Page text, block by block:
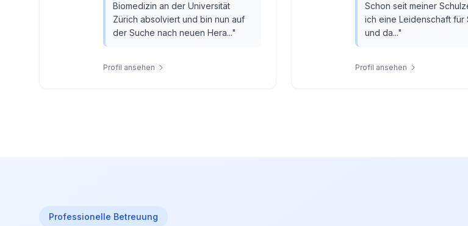
Biomedizin an der Universität
Zürich absolviert und bin nun auf
der Suche nach neuen Hera..."
Profil ansehen
Schon seit meiner
ich eine Leidenschaft für
und da..."
Profil ansehen
Professionelle Betreuung